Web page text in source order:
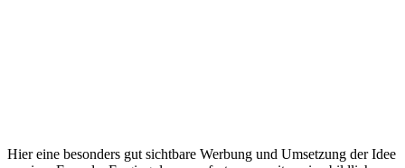
Hier eine besonders gut sichtbare Werbung und Umsetzung der Idee